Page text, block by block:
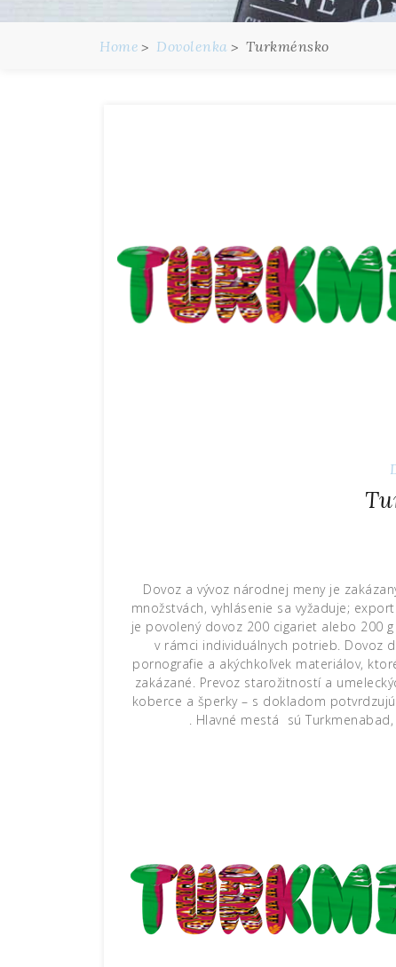
Home Dovolenka Turkménsko
Dovoz a vývoz národnej meny je
množstvách, vyhlásenie sa vyžaduje;
je povolený dovoz 200 cigariet alebo 200
v rámci individuálnych potrieb. Dovoz
pornografie a akýchkoľvek materiálov,
zakázané. Prevoz starožitností a
koberce a šperky – s dokladom
. Hlavné mestá sú